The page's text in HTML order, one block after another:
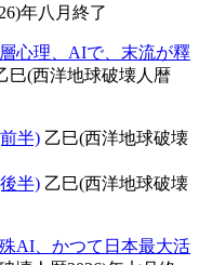
年八月終了
心理、AIで、末流が釋
巳(西洋地球破壊人暦
半) 乙巳(西洋地球破壊
半) 乙巳(西洋地球破壊
AI、かつて日本最大活